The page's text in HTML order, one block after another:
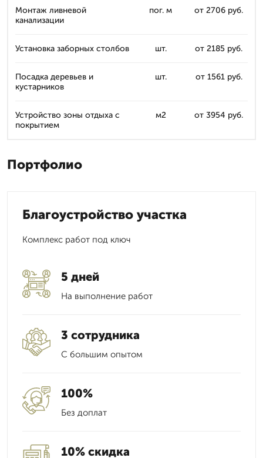
Монтаж ливневой
канализации
пог. м от 2706 руб.
Установка заборных столбов шт. от 2185 руб.
Посадка деревьев и
кустарников
шт. от 1561 руб.
Устройство зоны отдыха с
покрытием
м2 от 3954 руб.
Портфолио
Благоустройство участка
Комплекс работ под ключ
5 дней
На выполнение работ
3 сотрудника
С большим опытом
100%
Без доплат
10% скидка